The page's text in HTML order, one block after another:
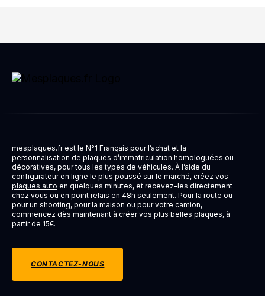
mesplaques.fr est le N°1 Français pour l’achat et la
personnalisation de plaques d’immatriculation homologuées ou
décoratives, pour tous les types de véhicules. À l’aide du
configurateur en ligne le plus poussé sur le marché, créez vos
plaques auto en quelques minutes, et recevez-les directement
chez vous ou en point relais en 48h seulement. Pour la route ou
pour un shooting, pour la maison ou pour votre camion,
commencez dès maintenant à créer vos plus belles plaques, à
partir de 15€.
CONTACTEZ-NOUS